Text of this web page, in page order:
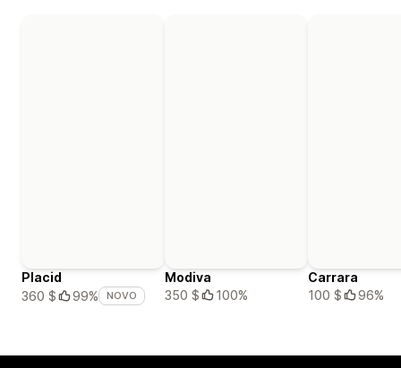
Placid
360 $
99% NOVO
Modiva
350 $
100%
Carrara
100 $
96%